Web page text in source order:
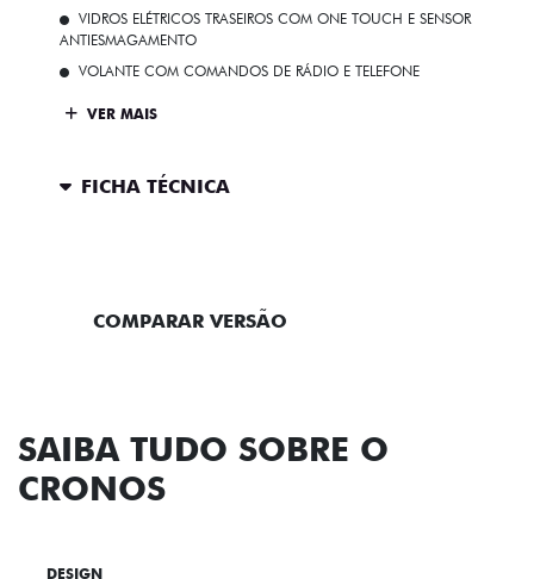
VIDROS ELÉTRICOS TRASEIROS COM ONE TOUCH E SENSOR
ANTIESMAGAMENTO
VOLANTE COM COMANDOS DE RÁDIO E TELEFONE
VER MAIS
FICHA TÉCNICA
COMPARAR VERSÃO
SAIBA TUDO SOBRE O
CRONOS
DESIGN